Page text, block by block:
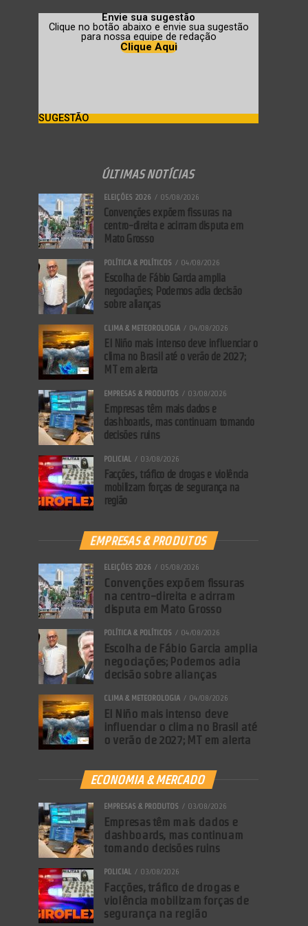
Envie sua sugestão
Clique no botão abaixo e envie sua sugestão
para nossa equipe de redação
Clique Aqui
SUGESTÃO
ÚLTIMAS NOTÍCIAS
ELEIÇÕES 2026 05/08/2026
Convenções expõem fissuras na
centro-direita e acirram disputa em
Mato Grosso
POLÍTICA & POLÍTICOS 04/08/2026
Escolha de Fábio Garcia amplia
negociações; Podemos adia decisão
sobre alianças
CLIMA & METEOROLOGIA 04/08/2026
El Niño mais intenso deve influenciar o
clima no Brasil até o verão de 2027;
MT em alerta
EMPRESAS & PRODUTOS 03/08/2026
Empresas têm mais dados e
dashboards, mas continuam tomando
decisões ruins
POLICIAL 03/08/2026
Facções, tráfico de drogas e violência
mobilizam forças de segurança na
região
EMPRESAS & PRODUTOS
ELEIÇÕES 2026 05/08/2026
Convenções expõem fissuras
na centro-direita e acirram
disputa em Mato Grosso
POLÍTICA & POLÍTICOS 04/08/2026
Escolha de Fábio Garcia amplia
negociações; Podemos adia
decisão sobre alianças
CLIMA & METEOROLOGIA 04/08/2026
El Niño mais intenso deve
influenciar o clima no Brasil até
o verão de 2027; MT em alerta
ECONOMIA & MERCADO
EMPRESAS & PRODUTOS 03/08/2026
Empresas têm mais dados e
dashboards, mas continuam
tomando decisões ruins
POLICIAL 03/08/2026
Facções, tráfico de drogas e
violência mobilizam forças de
segurança na região